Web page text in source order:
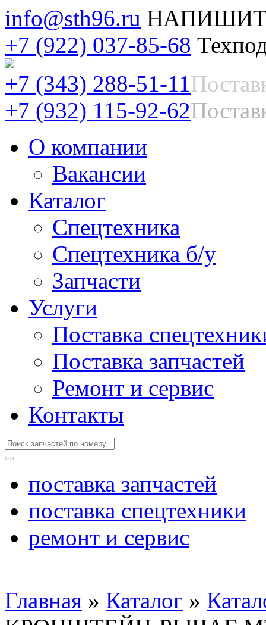
info@sth96.ru
+7 (922) 037-85-68
+7 (343) 288-51-11
+7 (932) 115-92-62
О компании
Вакансии
Каталог
Спецтехника
Спецтехника б/у
Запчасти
Услуги
Поставка
Поставка запчастей
Ремонт и сервис
Контакты
поставка запчастей
поставка спецтехники
ремонт и сервис
Главная » Каталог »